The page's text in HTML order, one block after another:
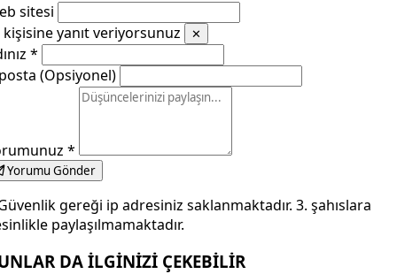
sitesi
kişisine yanıt veriyorsunuz
✕
*
(Opsiyonel)
*
Yorumu Gönder
gereği ip adresiniz saklanmaktadır. 3. şahıslara
paylaşılmamaktadır.
DA İLGİNİZİ ÇEKEBİLİR